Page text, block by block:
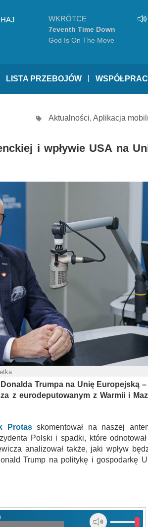
WKRÓTCE
7eventh Time Down
God Is On The Move
LISTA PRZEBOJÓW
Aktualności, Aplikacja
i wpływie USA na
Trumpa na Unię Europejską
z eurodeputowanym z Warmii i
Protasskomentował na naszej
Polski i spadki, które
analizował także, jaki wpływ
Trump na politykę i gospodarkę